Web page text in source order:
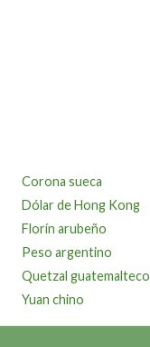
Corona sueca
Dólar de Hong Kong
Florín arubeño
Peso argentino
Quetzal guatemalteco
Yuan chino